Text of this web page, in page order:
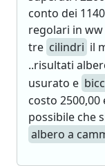
conto dei
regolari in
tre cilindri il
..risultati
usurato e
costo
possibile che
albero a